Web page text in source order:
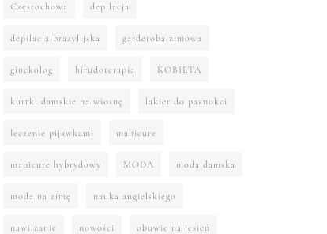
Częstochowa depilacja
depilacja brazylijska garderoba zimowa
ginekolog hirudoterapia KOBIETA
kurtki damskie na wiosnę lakier do paznokci
leczenie pijawkami manicure
manicure hybrydowy MODA moda damska
moda na zimę nauka angielskiego
nawilżanie nowości obuwie na jesień